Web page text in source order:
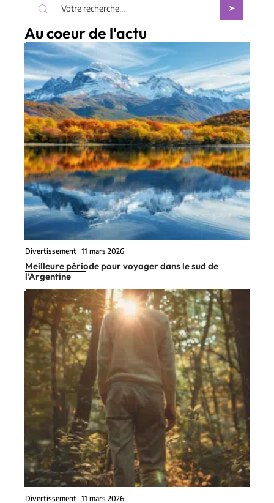
Au coeur de l'actu
Divertissement 11 mars 2026
Meilleure période pour voyager dans le sud de
l’Argentine
Divertissement 11 mars 2026